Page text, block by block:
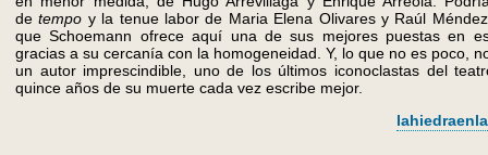
detempo y la tenue labor de Maria Elena Olivares y Raúl
que Schoemann ofrece aquí una de sus mejores puestas en
gracias a su cercanía con la homogeneidad. Y, lo que no es poco,
un autor imprescindible, uno de los últimos iconoclastas del
quince años de su muerte cada vez escribe mejor.